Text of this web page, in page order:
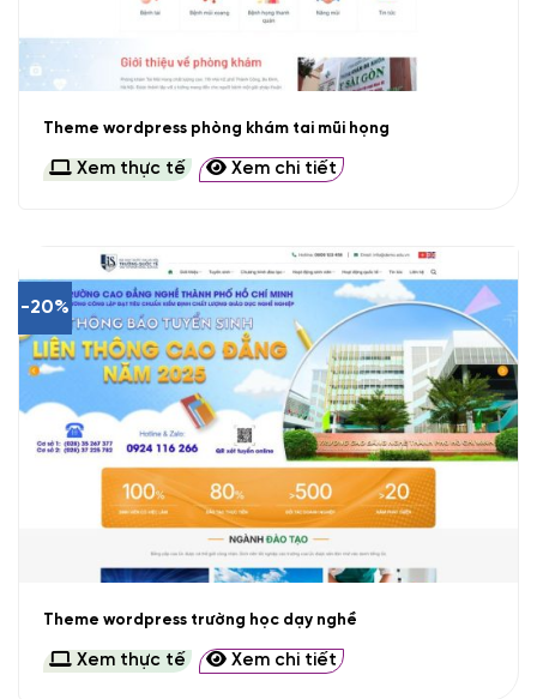
Theme wordpress phòng khám tai mũi họng
Xem thực tế Xem chi tiết
-20%
Theme wordpress trường học dạy nghề
Xem thực tế Xem chi tiết